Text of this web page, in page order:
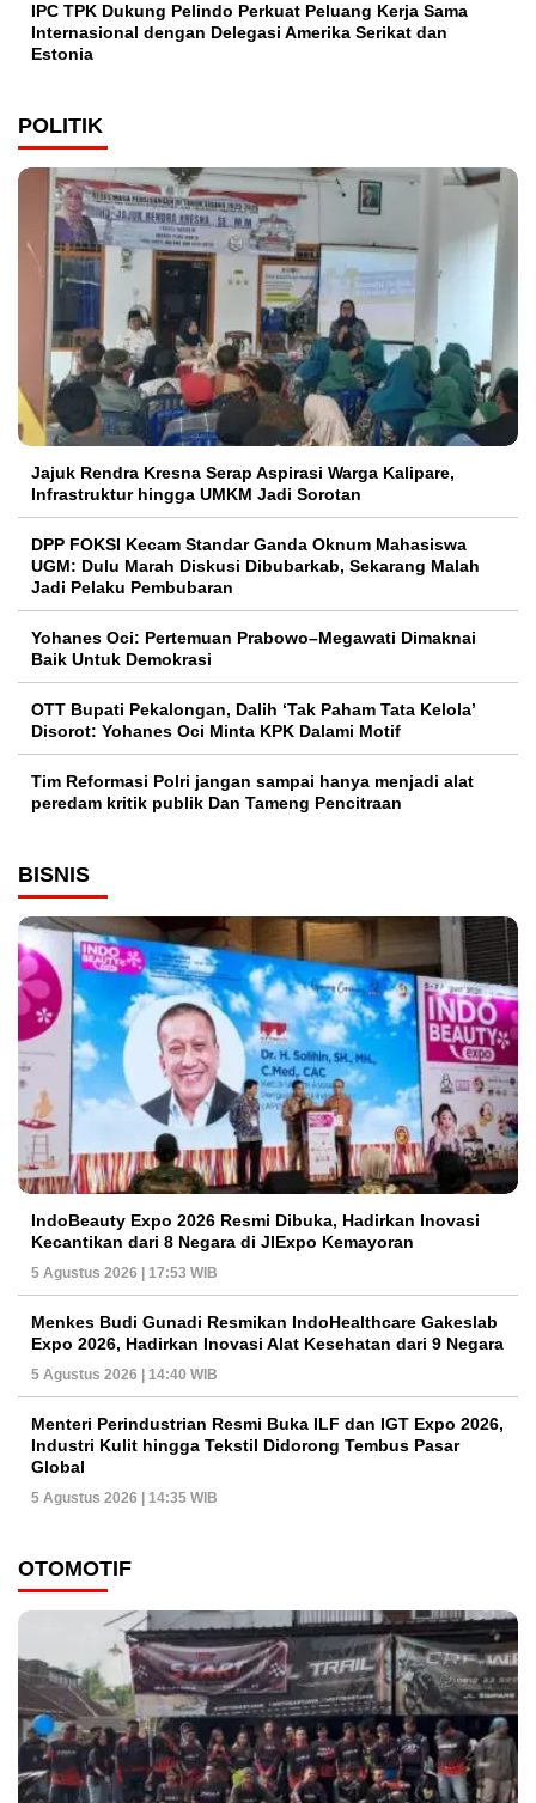
IPC TPK Dukung Pelindo Perkuat Peluang Kerja Sama
Internasional dengan Delegasi Amerika Serikat dan
Estonia
POLITIK
Jajuk Rendra Kresna Serap Aspirasi Warga Kalipare,
Infrastruktur hingga UMKM Jadi Sorotan
DPP FOKSI Kecam Standar Ganda Oknum Mahasiswa
UGM: Dulu Marah Diskusi Dibubarkab, Sekarang Malah
Jadi Pelaku Pembubaran
Yohanes Oci: Pertemuan Prabowo–Megawati Dimaknai
Baik Untuk Demokrasi
OTT Bupati Pekalongan, Dalih ‘Tak Paham Tata Kelola’
Disorot: Yohanes Oci Minta KPK Dalami Motif
Tim Reformasi Polri jangan sampai hanya menjadi alat
peredam kritik publik Dan Tameng Pencitraan
BISNIS
IndoBeauty Expo 2026 Resmi Dibuka, Hadirkan Inovasi
Kecantikan dari 8 Negara di JIExpo Kemayoran
5 Agustus 2026 | 17:53 WIB
Menkes Budi Gunadi Resmikan IndoHealthcare Gakeslab
Expo 2026, Hadirkan Inovasi Alat Kesehatan dari 9 Negara
5 Agustus 2026 | 14:40 WIB
Menteri Perindustrian Resmi Buka ILF dan IGT Expo 2026,
Industri Kulit hingga Tekstil Didorong Tembus Pasar
Global
5 Agustus 2026 | 14:35 WIB
OTOMOTIF